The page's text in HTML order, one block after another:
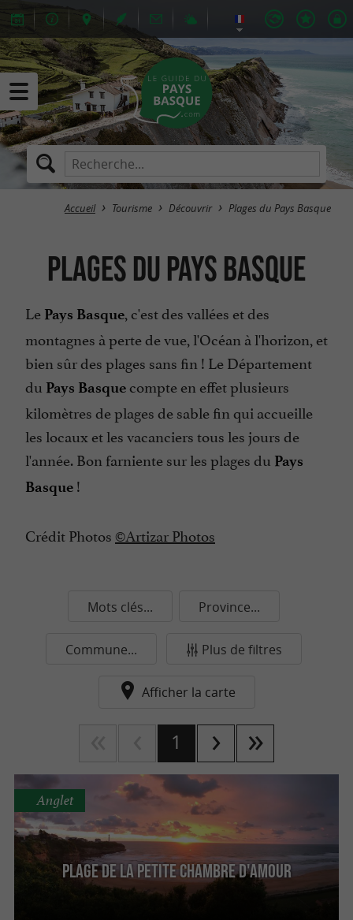
Accueil Tourisme Découvrir Plages du Pays Basque
Plages du Pays Basque
Le Pays Basque, c'est des vallées et des
montagnes à perte de vue, l'Océan à l'horizon, et
bien sûr des plages sans fin ! Le Département
du Pays Basque compte en effet plusieurs
kilomètres de plages de sable fin qui accueille
les locaux et les vacanciers tous les jours de
l'année. Bon farniente sur les plages du Pays
Basque !
Crédit Photos ©Artizar Photos
Mots clés... Province...
Commune... Plus de filtres
Afficher la carte
1
Plage de la petite chambre d'amour
Anglet